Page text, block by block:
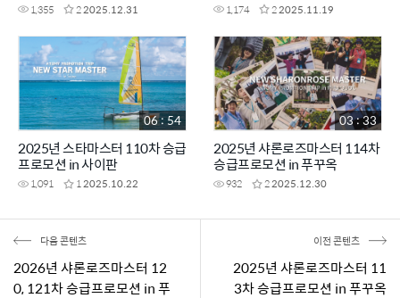
1,355 22025.12.31 1,174 22025.11.19
2025년 스타마스터 110차 승급
프로모션 in 사이판
1,091 12025.10.22
06 : 54
2025년 샤론로즈마스터 114차
승급프로모션 in 푸꾸옥
932 22025.12.30
03 : 33
다음 콘텐츠
2026년 샤론로즈마스터 12
0, 121차 승급프로모션 in 푸
이전 콘텐츠
2025년 샤론로즈마스터 11
3차 승급프로모션 in 푸꾸옥